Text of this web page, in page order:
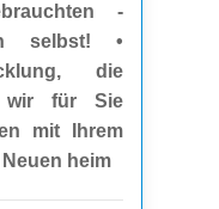
-
selbst! •
die
wir für Sie
mit Ihrem
heim